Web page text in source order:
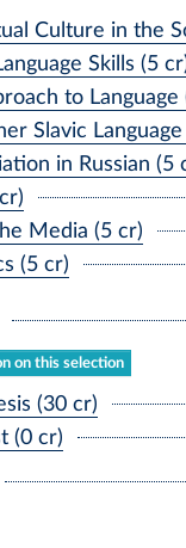
Culture in the
Skills (5
to Language
Slavic
in Russian (5
Media (5 cr)
(5 cr)
on this selection
(30 cr)
(0 cr)